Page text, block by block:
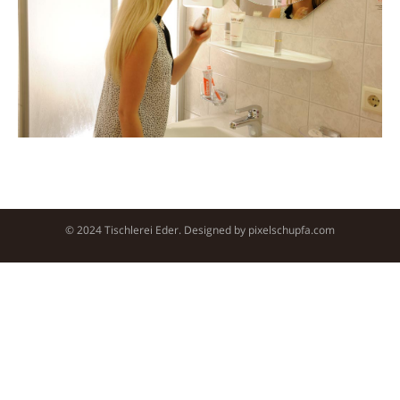
© 2024 Tischlerei Eder. Designed by pixelschupfa.com